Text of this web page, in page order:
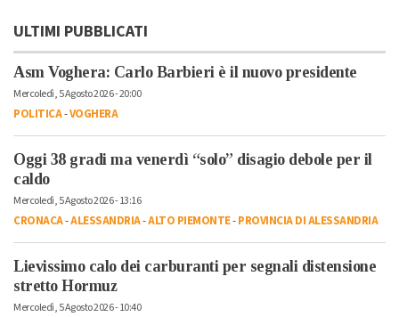
ULTIMI PUBBLICATI
Asm Voghera: Carlo Barbieri è il nuovo presidente
Mercoledì, 5 Agosto 2026 - 20:00
POLITICA-VOGHERA
Oggi 38 gradi ma venerdì “solo” disagio debole per il
caldo
Mercoledì, 5 Agosto 2026 - 13:16
CRONACA-ALESSANDRIA-ALTO PIEMONTE-PROVINCIA DI ALESSANDRIA
Lievissimo calo dei carburanti per segnali distensione
stretto Hormuz
Mercoledì, 5 Agosto 2026 - 10:40